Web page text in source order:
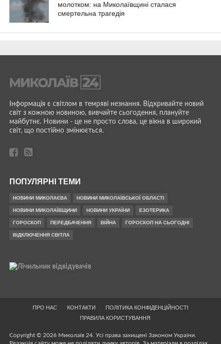
молотком: на Миколаївщині сталася
смертельна трагедія
Інформація є світлом в темряві незнання. Відкривайте новий
світ з кожною новиною, вивчайте сьогодення, плануйте
майбутнє. Новини - це не просто слова, це вікна в широкий
світ, що постійно змінюється.
ПОПУЛЯРНІ ТЕМИ
НОВИНИ МИКОЛАЄВА НОВИНИ МИКОЛАЇВСЬКОЇ ОБЛАСТІ
НОВИНИ МИКОЛАЇВЩИНИ НОВИНИ УКРАЇНИ ЕЗОТЕРИКА
ГОРОСКОП ПЕРЕДБАЧЕННЯ ВІЙНА ГОРОСКОП НА СЬОГОДНІ
ВІДКЛЮЧЕННЯ СВІТЛА
ПРО НАС КОНТАКТИ
ПОЛІТИКА КОНФІДЕНЦІЙНОСТІ
ПРАВИЛА КОРИСТУВАННЯ
Copyright © 2026 Миколаїв 24. Усі права захищені Законом України.